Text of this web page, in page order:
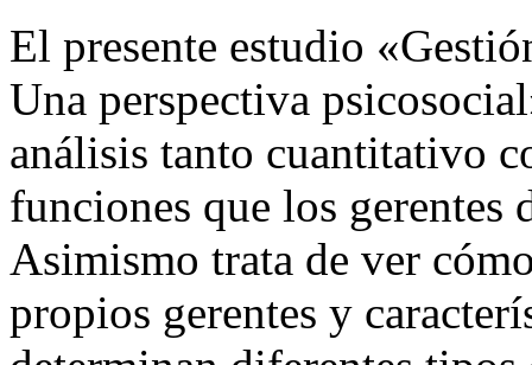
El presente estudio
Una perspectiva
análisis tanto cuantitativo
funciones que los gerentes
Asimismo trata de ver
propios gerentes y